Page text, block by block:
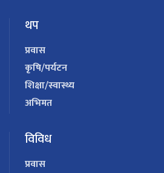
थप
प्रवास
कृषि/पर्यटन
शिक्षा/स्वास्थ्य
अभिमत
विविध
प्रवास